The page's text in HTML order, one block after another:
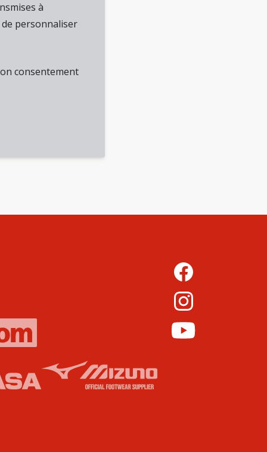
à
personnaliser
consentement